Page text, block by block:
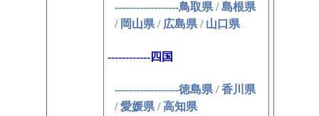
------------------鳥取県 /島根県
/ 岡山県 / 広島県 / 山口県
------------四国
------------------徳島県 /香川県
/愛媛県 /高知県